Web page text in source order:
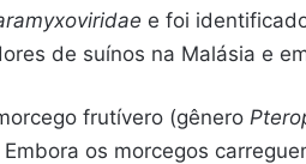
e foi
de suínos na Malásia e
frutívero (gênero
os morcegos